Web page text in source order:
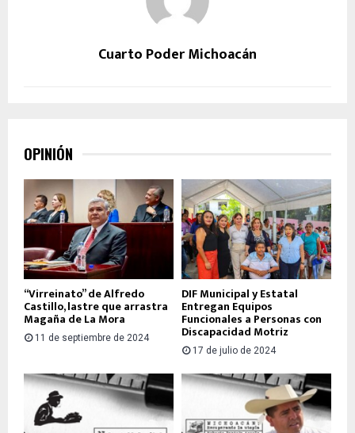
Cuarto Poder Michoacán
OPINIÓN
“Virreinato” de Alfredo
Castillo, lastre que arrastra
Magaña de La Mora
11 de septiembre de 2024
DIF Municipal y Estatal
Entregan Equipos
Funcionales a Personas con
Discapacidad Motriz
17 de julio de 2024